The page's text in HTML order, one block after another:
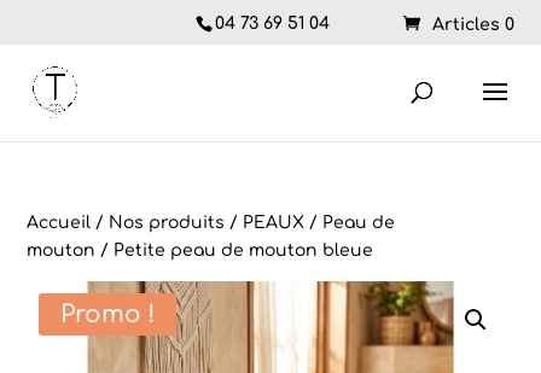
04 73 69 51 04 Articles 0
Accueil / Nos produits / PEAUX / Peau de
mouton / Petite peau de mouton bleue
Promo !